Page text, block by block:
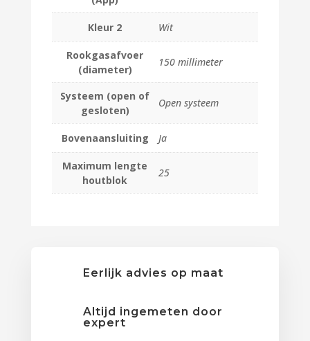
Kleur 2 Wit
Rookgasafvoer
(diameter)
150 millimeter
Systeem (open of
gesloten)
Open systeem
Bovenaansluiting Ja
Maximum lengte
houtblok
25
Eerlijk advies op maat
Altijd ingemeten door
expert